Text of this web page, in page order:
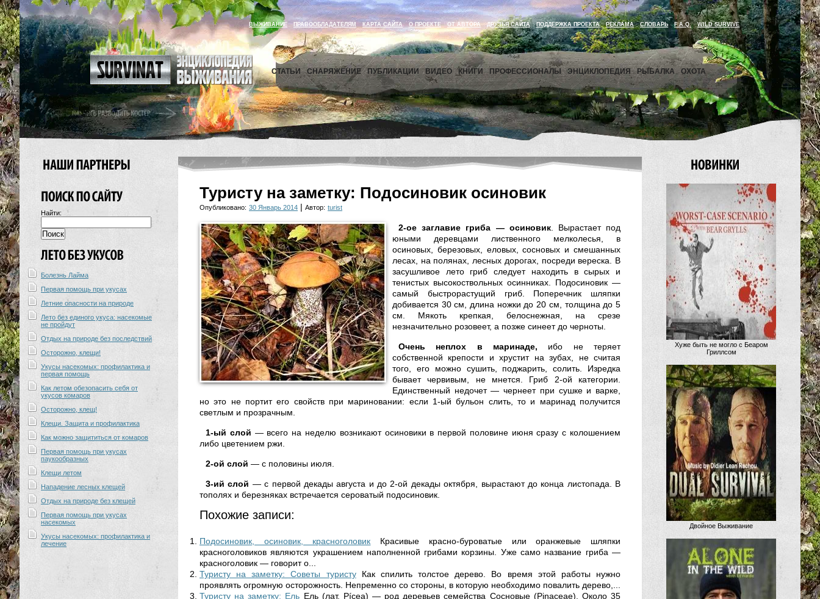
ВЫЖИВАНИЕ ПРАВООБЛАДАТЕЛЯМ КАРТА САЙТА О ПРОЕКТЕ ОТ АВТОРА ДРУЗЬЯ САЙТА ПОДДЕРЖКА ПРОЕКТА РЕКЛАМА СЛОВАРЬ F.A.Q. WILD SURVIVE
СТАТЬИ СНАРЯЖЕНИЕ ПУБЛИКАЦИИ ВИДЕО КНИГИ ПРОФЕССИОНАЛЫ ЭНЦИКЛОПЕДИЯ РЫБАЛКА ОХОТА
Найти:
Болезнь Лайма
Первая помощь при укусах
Летние опасности на природе
Лето без единого укуса: насекомые
не пройдут
Отдых на природе без последствий
Осторожно, клещи!
Укусы насекомых: профилактика и
первая помощь
Как летом обезопасить себя от
укусов комаров
Осторожно, клещ!
Клещи. Защита и профилактика
Как можно защититься от комаров
Первая помощь при укусах
паукообразных
Клещи летом
Нападение лесных клещей
Отдых на природе без клещей
Первая помощь при укусах
насекомых
Укусы насекомых: профилактика и
лечение
Туристу на заметку: Подосиновик осиновик
Опубликовано: 30 Январь 2014 | Автор: turist
2-ое заглавие гриба — осиновик. Вырастает под
юными деревцами лиственного мелколесья, в
осиновых, березовых, еловых, сосновых и смешанных
лесах, на полянах, лесных дорогах, посреди вереска. В
засушливое лето гриб следует находить в сырых и
тенистых высокоствольных осинниках. Подосиновик —
самый быстрорастущий гриб. Поперечник шляпки
добивается 30 см, длина ножки до 20 см, толщина до 5
см. Мякоть крепкая, белоснежная, на срезе
незначительно розовеет, а позже синеет до черноты.
Очень неплох в маринаде, ибо не теряет
собственной крепости и хрустит на зубах, не считая
того, его можно сушить, поджарить, солить. Изредка
бывает червивым, не мнется. Гриб 2-ой категории.
Единственный недочет — чернеет при сушке и варке,
но это не портит его свойств при мариновании: если 1-ый бульон слить, то и маринад получится
светлым и прозрачным.
1-ый слой — всего на неделю возникают осиновики в первой половине июня сразу с колошением
либо цветением ржи.
2-ой слой — с половины июля.
3-ий слой — с первой декады августа и до 2-ой декады октября, вырастают до конца листопада. В
тополях и березняках встречается сероватый подосиновик.
Похожие записи:
Подосиновик, осиновик, красноголовик
Красивые красно-буроватые или оранжевые шляпки
красноголовиков являются украшением наполненной грибами корзины. Уже само название гриба —
красноголовик — говорит о...
Туристу на заметку: Советы туристу
Как спилить толстое дерево. Во время этой работы нужно
проявлять огромную осторожность. Непременно со стороны, в которую необходимо повалить дерево,...
Туристу на заметку: Ель Ель (лат. Pícea) — род деревьев семейства Сосновые (Pinaceae). Около 35
Хуже быть не могло с Беаром
Гриллсом
Двойное Выживание